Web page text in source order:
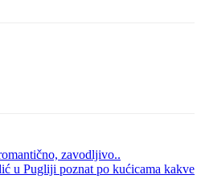
zavodljivo..
u Pugliji poznat po kućicama kakve